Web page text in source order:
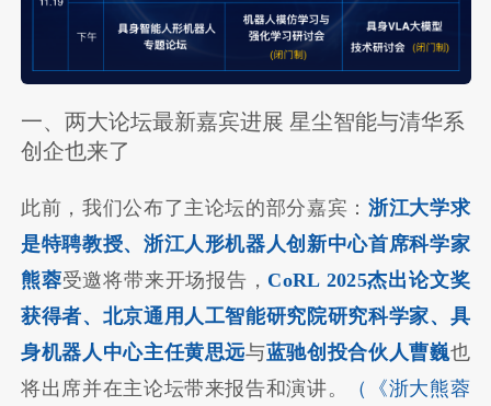
一、两大论坛最新嘉宾进展 星尘智能与清华系
创企也来了
此前，我们公布了主论坛的部分嘉宾： 浙江大学求
是特聘教授、浙江人形机器人创新中心首席科学家
熊蓉受邀将带来开场报告， CoRL 2025杰出论文奖
获得者、北京通用人工智能研究院研究科学家、具
身机器人中心主任黄思远与蓝驰创投合伙人曹巍也
将出席并在主论坛带来报告和演讲。
（
《浙大熊蓉